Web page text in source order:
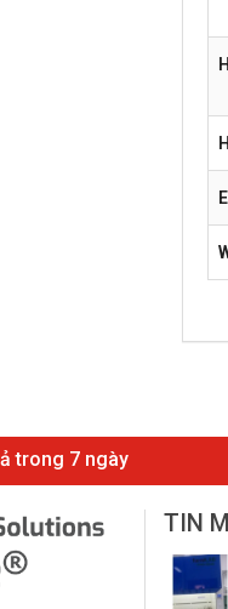
trong 7 ngày
TIN